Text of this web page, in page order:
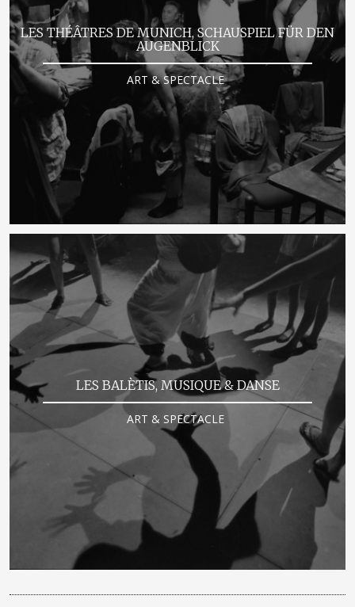
LES THÉÂTRES DE MUNICH, SCHAUSPIEL FÜR DEN
AUGENBLICK
ART & SPECTACLE
LES BALÈTIS, MUSIQUE & DANSE
ART & SPECTACLE